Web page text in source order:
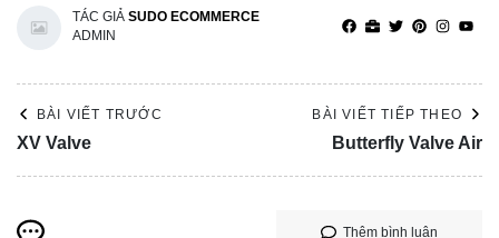
TÁC GIẢ SUDO ECOMMERCE
ADMIN
BÀI VIẾT TRƯỚC
XV Valve
BÀI VIẾT TIẾP THEO
Butterfly Valve Air
Thêm bình luận